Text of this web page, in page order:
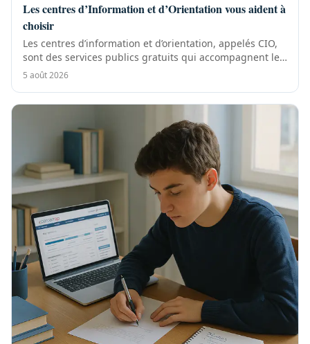
Les centres d’Information et d’Orientation vous aident à
choisir
Les centres d’information et d’orientation, appelés CIO,
sont des services publics gratuits qui accompagnent les
jeunes, les familles et...
5 août 2026